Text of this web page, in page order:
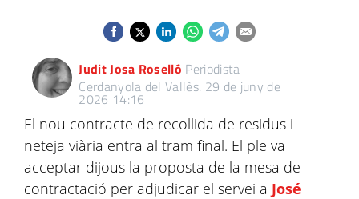
Judit Josa Roselló Periodista
Cerdanyola del Vallès. 29 de juny de
2026 14:16
El nou contracte de recollida de residus i
neteja viària entra al tram final. El ple va
acceptar dijous la proposta de la mesa de
contractació per adjudicar el servei a José